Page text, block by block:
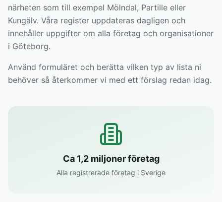
närheten som till exempel Mölndal, Partille eller
Kungälv. Våra register uppdateras dagligen och
innehåller uppgifter om alla företag och organisationer
i Göteborg.
Använd formuläret och berätta vilken typ av lista ni
behöver så återkommer vi med ett förslag redan idag.
Ca 1,2 miljoner företag
Alla registrerade företag i Sverige